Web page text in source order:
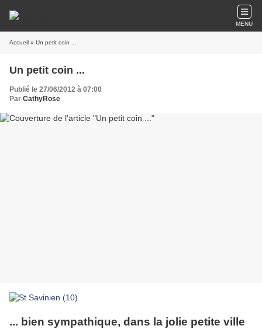
MENU
Accueil » Un petit coin ...
Un petit coin ...
Publié le 27/06/2012 à 07:00
Par CathyRose
... bien sympathique, dans la jolie petite ville